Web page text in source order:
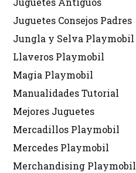
Juguetes Consejos Padres
Jungla y Selva Playmobil
Llaveros Playmobil
Magia Playmobil
Manualidades Tutorial
Mejores Juguetes
Mercadillos Playmobil
Mercedes Playmobil
Merchandising Playmobil